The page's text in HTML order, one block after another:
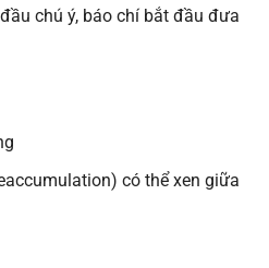
chú ý, báo chí bắt đầu đưa
có thể xen giữa